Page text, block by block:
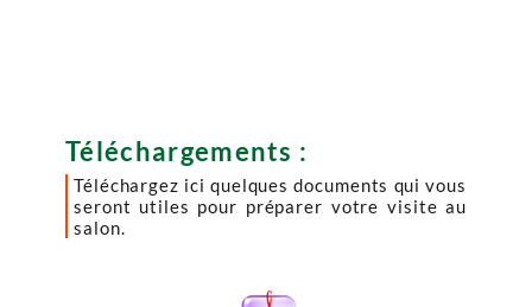
Téléchargements :
Téléchargez ici quelques documents qui vous
seront utiles pour préparer votre visite au
salon.